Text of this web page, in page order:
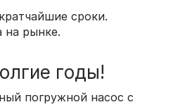
сроки.
на рынке.
годы!
погружной насос с